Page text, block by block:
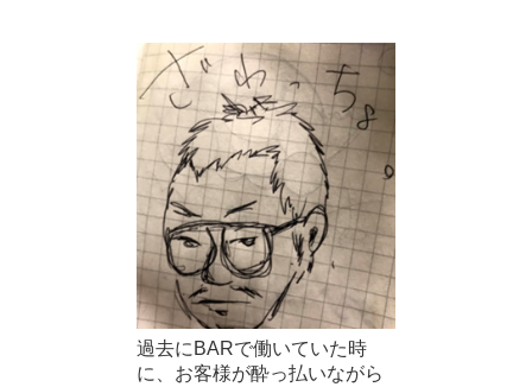
過去にBARで働いていた時
に、お客様が酔っ払いながら